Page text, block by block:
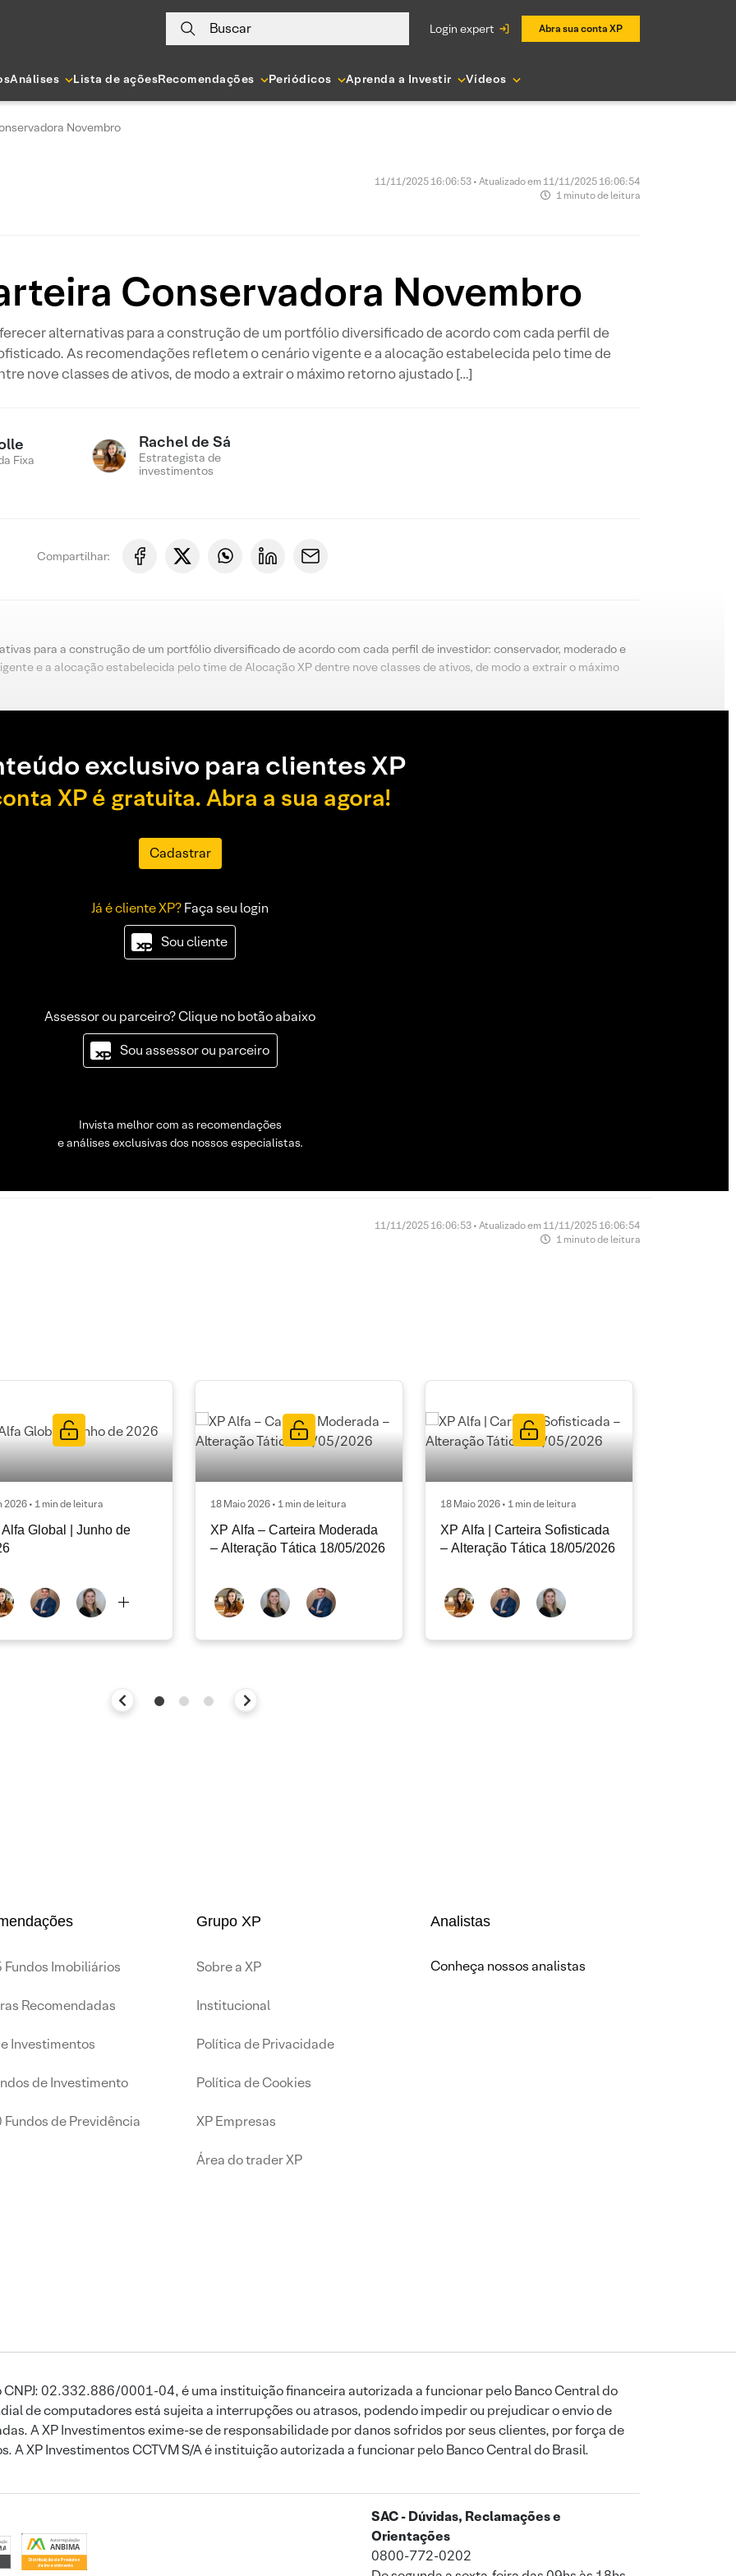
Buscar login expert Abra sua conta XP
Análises Lista de açõesRecomendações Periódicos Aprenda a Investir Vídeos
Novembro
11/11/2025 16:06:53 • Atualizado em 11/11/2025 16:06:54
1 minuto de leitura
Conservadora Novembro
alternativas para a construção de um portfólio diversificado de acordo com cada perfil de
As recomendações refletem o cenário vigente e a alocação estabelecida pelo time de
nove classes de ativos, de modo a extrair o máximo retorno ajustado […]
Fixa
Rachel de Sá
Estrategista de
investimentos
Compartilhar:
para a construção de um portfólio diversificado de acordo com cada perfil de investidor: conservador, moderado e
e a alocação estabelecida pelo time de Alocação XP dentre nove classes de ativos, de modo a extrair o máximo
exclusivo para clientes XP
XP é gratuita. Abra a sua agora!
Cadastrar
Já é cliente XP?Faça seu login
Sou cliente
Assessor ou parceiro? Clique no botão abaixo
Sou assessor ou parceiro
Invista melhor com as recomendações
e análises exclusivas dos nossos especialistas.
11/11/2025 16:06:53 • Atualizado em 11/11/2025 16:06:54
1 minuto de leitura
2026 • 1 min de leitura
Global | Junho de
18 Maio 2026 • 1 min de leitura
XP Alfa – Carteira Moderada
– Alteração Tática 18/05/2026
18 Maio 2026 • 1 min de leitura
XP Alfa | Carteira Sofisticada
– Alteração Tática 18/05/2026
Fundos Imobiliários
Recomendadas
Investimentos
de Investimento
Fundos de Previdência
Grupo XP
Sobre a XP
Institucional
Política de Privacidade
Política de Cookies
XP Empresas
Área do trader XP
Analistas
Conheça nossos analistas
CNPJ: 02.332.886/0001-04, é uma instituição financeira autorizada a funcionar pelo Banco Central do
de computadores está sujeita a interrupções ou atrasos, podendo impedir ou prejudicar o envio de
A XP Investimentos exime-se de responsabilidade por danos sofridos por seus clientes, por força de
A XP Investimentos CCTVM S/A é instituição autorizada a funcionar pelo Banco Central do Brasil.
SAC - Dúvidas, Reclamações e
Orientações
0800-772-0202